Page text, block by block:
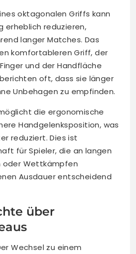
oktagonalen Griffs kann
erheblich reduzieren,
langer Matches. Das
komfortableren Griff, der
und der Handfläche
oft, dass sie länger
Unbehagen zu empfinden.
die ergonomische
Handgelenksposition, was
reduziert. Dies ist
für Spieler, die an langen
oder Wettkämpfen
Ausdauer entscheidend
über
Wechsel zu einem